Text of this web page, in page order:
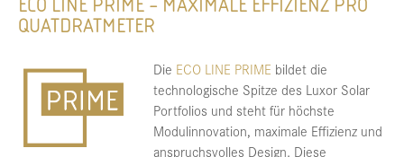
ECO LINE PRIME – MAXIMALE EFFIZIENZ PRO
QUATDRATMETER
Die ECO LINE PRIME bildet die
technologische Spitze des Luxor Solar
Portfolios und steht für höchste
Modulinnovation, maximale Effizienz und
anspruchsvolles Design. Diese